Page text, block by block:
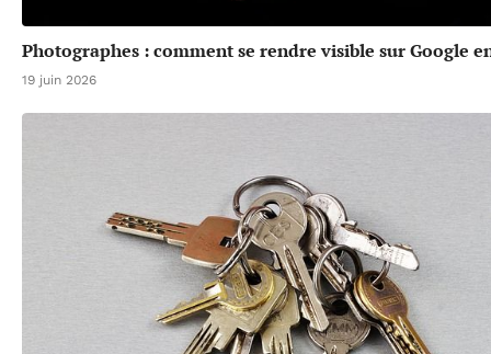
Photographes : comment se rendre visible sur Google
19 juin 2026